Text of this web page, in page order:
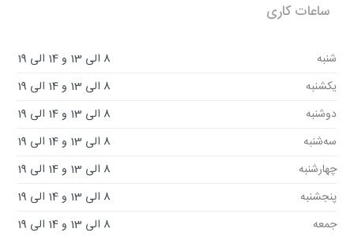
ساعات کاری
شنبه
8 الی 13 و 14 الی 19
یکشنبه
8 الی 13 و 14 الی 19
دوشنبه
8 الی 13 و 14 الی 19
سه‌شنبه
8 الی 13 و 14 الی 19
چهارشنبه
8 الی 13 و 14 الی 19
پنجشنبه
8 الی 13 و 14 الی 19
جمعه
8 الی 13 و 14 الی 19